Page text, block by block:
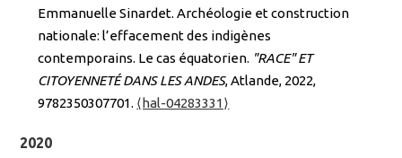
Emmanuelle Sinardet. Archéologie et construction
nationale: l’effacement des indigènes
contemporains. Le cas équatorien. "RACE" ET
CITOYENNETÉ DANS LES ANDES, Atlande, 2022,
9782350307701. ⟨hal-04283331⟩
2020